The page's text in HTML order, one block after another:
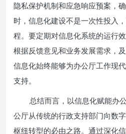
隐私保护机制和应急响应预案，
时，信息化建设不是一次性投入
程。要定期对信息化系统的运行
根据反馈意见和业务发展需求，
信息化始终能够为办公厅工作现
支持。
总结而言，以信息化赋能办
公厅从传统的行政支持部门向数
枢纽转型的必由之路。通过深化